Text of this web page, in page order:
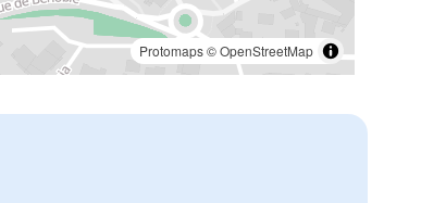
Protomaps©OpenStreetMap